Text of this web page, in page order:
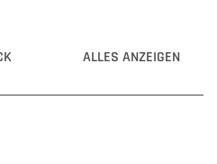
ALLES ANZEIGEN